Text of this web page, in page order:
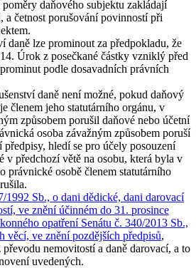
daňového subjektu zakládají
a četnost porušování povinností při
daně lze prominout za předpokladu, že
Úrok z posečkané částky vzniklý před
podle dosavadních právních
daně není možné, pokud daňový
členem jeho statutárního orgánu, v
způsobem porušil daňové nebo účetní
osoba závažným způsobem poruší
hledí se pro účely posouzení
v předchozí větě na osobu, která byla v
právnické osobě členem statutárního
1992 Sb., o dani dědické, dani darovací
ve znění účinném do 31. prosince
opatření Senátu č. 340/2013 Sb.,
věcí, ve znění pozdějších předpisů,
nemovitostí a daně darovací, a to
uvedených.